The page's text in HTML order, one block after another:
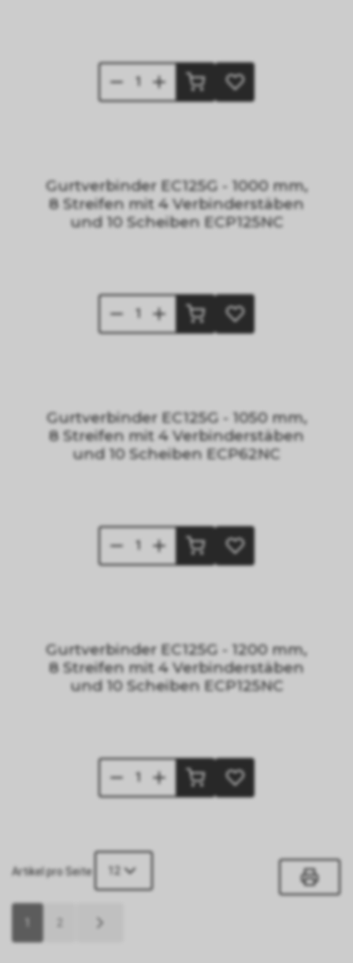
Gurtverbinder EC125G - 1000 mm,
8 Streifen mit 4 Verbinderstäben
und 10 Scheiben ECP125NC
Gurtverbinder EC125G - 1050 mm,
8 Streifen mit 4 Verbinderstäben
und 10 Scheiben ECP62NC
Gurtverbinder EC125G - 1200 mm,
8 Streifen mit 4 Verbinderstäben
und 10 Scheiben ECP125NC
Artikel pro Seite